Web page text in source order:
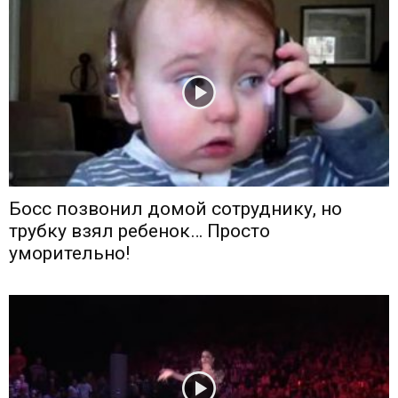
Босс позвонил домой сотруднику, но
трубку взял ребенок… Просто
уморительно!